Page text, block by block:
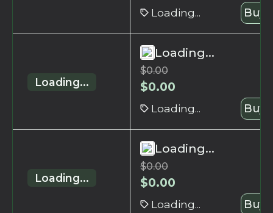
Loading... Buy
Loading...
Loading...
$0.00
$0.00
Loading... Buy
Loading...
Loading...
$0.00
$0.00
Loading... Buy